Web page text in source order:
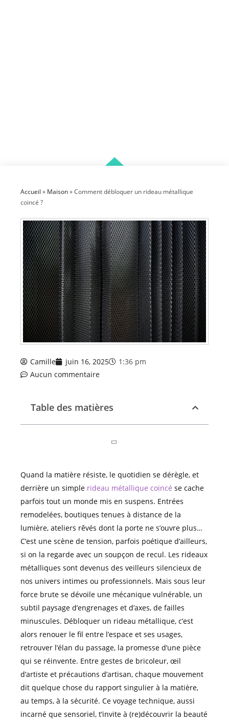
Accueil » Maison»Comment débloquer un rideau métallique
coincé ?
Camille juin 16, 2025
1:36 pm
Aucun commentaire
Table des matières
Quand la matière résiste, le quotidien se dérègle, et
derrière un simple rideau métallique coincé se cache
parfois tout un monde mis en suspens. Entrées
remodelées, boutiques tenues à distance de la
lumière, ateliers rêvés dont la porte ne s’ouvre plus…
C’est une scène de tension, parfois poétique d’ailleurs,
si on la regarde avec un soupçon de recul. Les rideaux
métalliques sont devenus des veilleurs silencieux de
nos univers intimes ou professionnels. Mais sous leur
force brute se dévoile une mécanique vulnérable, un
subtil paysage d’engrenages et d’axes, de failles
minuscules. Débloquer un rideau métallique, c’est
alors renouer le fil entre l’espace et ses usages,
retrouver l’élan du passage, la promesse d’une pièce
qui se réinvente. Entre gestes de bricoleur, œil
d’artiste et précautions d’artisan, chaque mouvement
dit quelque chose du rapport singulier à la matière,
au temps, à la sécurité. Ce voyage technique, aussi
incarné que sensoriel, t’invite à (re)découvrir la beauté